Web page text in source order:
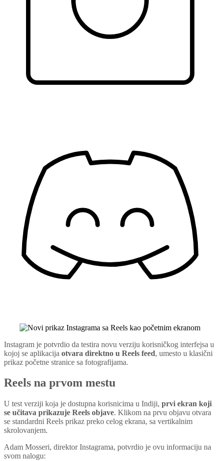
Instagram je potvrdio da testira novu verziju korisničkog interfejsa u
kojoj se aplikacija otvara direktno u Reels feed, umesto u klasični
prikaz početne stranice sa fotografijama.
Reels na prvom mestu
U test verziji koja je dostupna korisnicima u Indiji, prvi ekran koji
se učitava prikazuje Reels objave. Klikom na prvu objavu otvara
se standardni Reels prikaz preko celog ekrana, sa vertikalnim
skrolovanjem.
Adam Mosseri, direktor Instagrama, potvrdio je ovu informaciju na
svom nalogu: